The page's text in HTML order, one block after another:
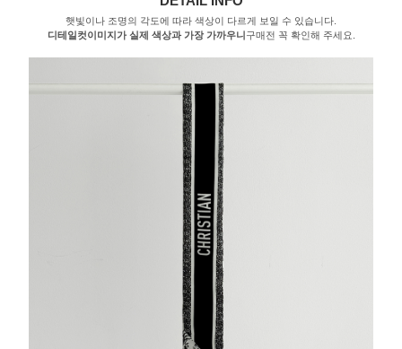
햇빛이나 조명의 각도에 따라 색상이 다르게 보일 수 있습니다.
디테일컷이미지가 실제 색상과 가장 가까우니 구매전 꼭 확인해 주세요.